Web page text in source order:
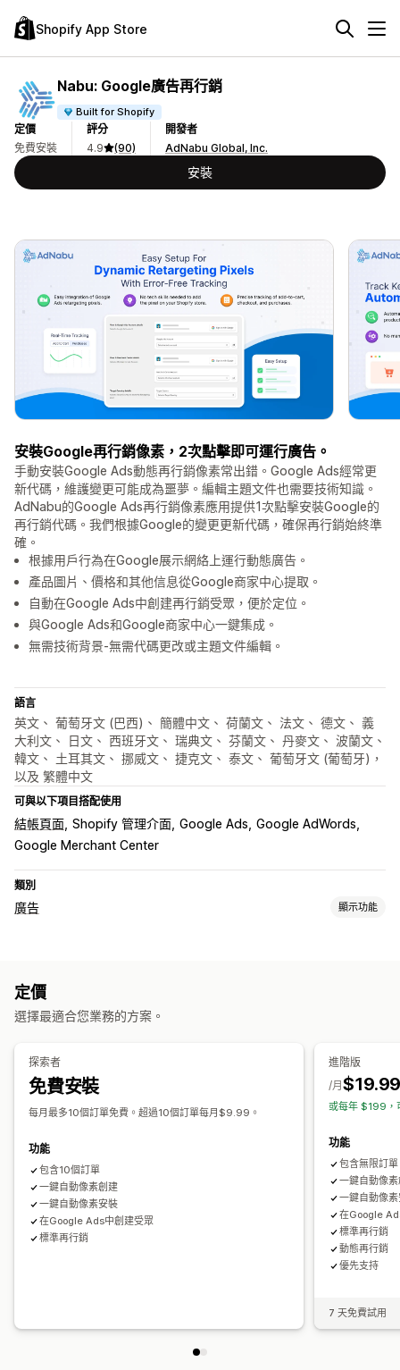
Shopify App Store
Nabu: Google廣告再行銷
Built for Shopify
定價
免費安裝
評分
4.9
(90)
開發者
AdNabu Global, Inc.
安裝
安裝Google再行銷像素，2次點擊即可運行廣告。
手動安裝Google Ads動態再行銷像素常出錯。Google Ads經常更
新代碼，維護變更可能成為噩夢。編輯主題文件也需要技術知識。
AdNabu的Google Ads再行銷像素應用提供1次點擊安裝Google的
再行銷代碼。我們根據Google的變更更新代碼，確保再行銷始終準
確。
根據用戶行為在Google展示網絡上運行動態廣告。
產品圖片、價格和其他信息從Google商家中心提取。
自動在Google Ads中創建再行銷受眾，便於定位。
與Google Ads和Google商家中心一鍵集成。
無需技術背景-無需代碼更改或主題文件編輯。
語言
英文、 葡萄牙文 (巴西)、 簡體中文、 荷蘭文、 法文、 德文、 義
大利文、 日文、 西班牙文、 瑞典文、 芬蘭文、 丹麥文、 波蘭文、
韓文、 土耳其文、 挪威文、 捷克文、 泰文、 葡萄牙文 (葡萄牙)，
以及 繁體中文
可與以下項目搭配使用
結帳頁面 Shopify 管理介面 Google Ads Google AdWords
Google Merchant Center
類別
廣告 顯示功能
成效分析
流量來源
定價
選擇最適合您業務的方案。
探索者
免費安裝
每月最多10個訂單免費。超過10個訂單每月$9.99。
功能
包含10個訂單
一鍵自動像素創建
一鍵自動像素安裝
在Google Ads中創建受眾
標準再行銷
進階版
/月
或每年 $199，
功能
包含無限訂單
一鍵自動像
一鍵自動像
在Google
標準再行銷
動態再行銷
優先支持
7 天免費試用